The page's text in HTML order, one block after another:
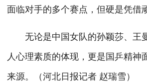
面临对手的多个赛点，但硬是凭借
无论是中国女队的孙颖莎、王曼
人心理素质的体现，更是国乒精
来源。（河北日报记者 赵瑞雪）